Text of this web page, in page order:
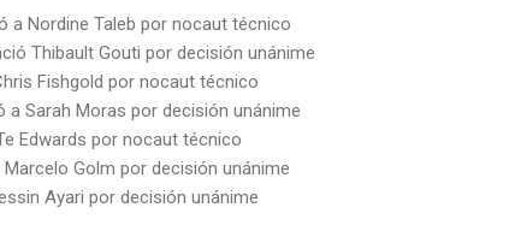
a Nordine Taleb por nocaut técnico
Thibault Gouti por decisión unánime
Fishgold por nocaut técnico
a Sarah Moras por decisión unánime
Edwards por nocaut técnico
Golm por decisión unánime
Ayari por decisión unánime